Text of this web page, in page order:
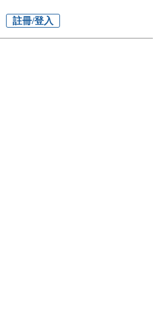
註冊/登入